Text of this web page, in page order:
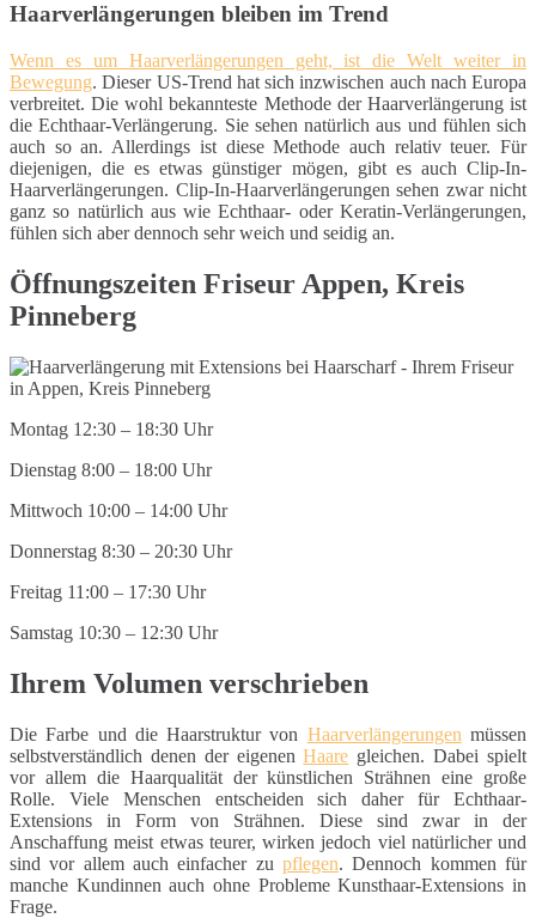
Haarverlängerungen bleiben im Trend
Wenn es um Haarverlängerungen geht, ist die Welt weiter in
Bewegung. Dieser US-Trend hat sich inzwischen auch nach Europa
verbreitet. Die wohl bekannteste Methode der Haarverlängerung ist
die Echthaar-Verlängerung. Sie sehen natürlich aus und fühlen sich
auch so an. Allerdings ist diese Methode auch relativ teuer. Für
diejenigen, die es etwas günstiger mögen, gibt es auch Clip-In-
Haarverlängerungen. Clip-In-Haarverlängerungen sehen zwar nicht
ganz so natürlich aus wie Echthaar- oder Keratin-Verlängerungen,
fühlen sich aber dennoch sehr weich und seidig an.
Öffnungszeiten Friseur Appen, Kreis
Pinneberg
Montag 12:30 – 18:30 Uhr
Dienstag 8:00 – 18:00 Uhr
Mittwoch 10:00 – 14:00 Uhr
Donnerstag 8:30 – 20:30 Uhr
Freitag 11:00 – 17:30 Uhr
Samstag 10:30 – 12:30 Uhr
Ihrem Volumen verschrieben
Die Farbe und die Haarstruktur von Haarverlängerungen müssen
selbstverständlich denen der eigenenHaare gleichen. Dabei spielt
vor allem die Haarqualität der künstlichen Strähnen eine große
Rolle. Viele Menschen entscheiden sich daher für Echthaar-
Extensions in Form von Strähnen. Diese sind zwar in der
Anschaffung meist etwas teurer, wirken jedoch viel natürlicher und
sind vor allem auch einfacher zu pflegen. Dennoch kommen für
manche Kundinnen auch ohne Probleme Kunsthaar-Extensions in
Frage.